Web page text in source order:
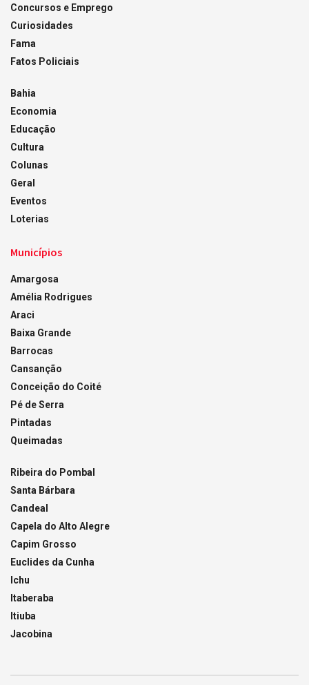
Concursos e Emprego
Curiosidades
Fama
Fatos Policiais
Bahia
Economia
Educação
Cultura
Colunas
Geral
Eventos
Loterias
Municípios
Amargosa
Amélia Rodrigues
Araci
Baixa Grande
Barrocas
Cansanção
Conceição do Coité
Pé de Serra
Pintadas
Queimadas
Ribeira do Pombal
Santa Bárbara
Candeal
Capela do Alto Alegre
Capim Grosso
Euclides da Cunha
Ichu
Itaberaba
Itiuba
Jacobina